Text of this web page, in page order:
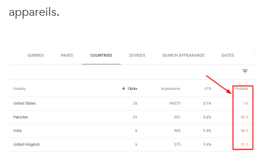
appareils.